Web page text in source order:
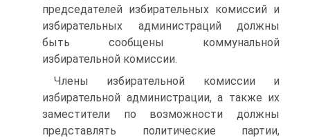
председателей избирательных комиссий и
избирательных администраций должны
быть сообщены коммунальной
избирательной комиссии.
Члены избирательной комиссии и
избирательной администрации, а также их
заместители по возможности должны
представлять политические партии,